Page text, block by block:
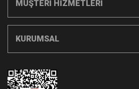
MÜŞTERİ HİZMETLERİ
KURUMSAL